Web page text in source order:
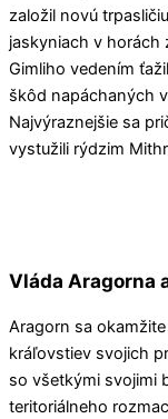
založil novú
jaskyniach v horách
Gimliho vedením
škôd napáchaných
Najvýraznejšie sa
vystužili rýdzim
Vláda Aragorna
Aragorn sa
kráľovstiev svojich
so všetkými svojimi
teritoriálneho